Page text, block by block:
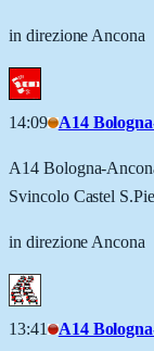
in direzione Ancona
14:09 A14
A14 Bologna-
Svincolo Castel
in direzione Ancona
13:41 A14